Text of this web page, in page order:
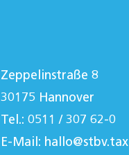
Zeppelinstraße 8
30175 Hannover
Tel.: 0511 / 307 62-0
E-Mail: hallo@stbv.tax